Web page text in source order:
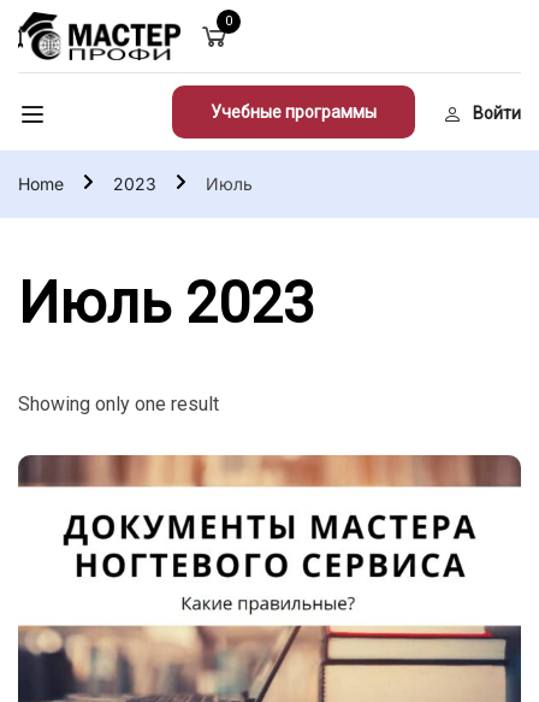
0
Учебные программы Войти
Home 2023 Июль
Июль 2023
Showing only one result